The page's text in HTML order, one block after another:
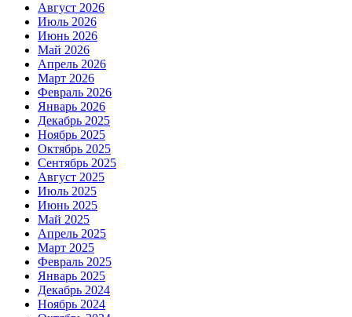
Август 2026
Июль 2026
Июнь 2026
Май 2026
Апрель 2026
Март 2026
Февраль 2026
Январь 2026
Декабрь 2025
Ноябрь 2025
Октябрь 2025
Сентябрь 2025
Август 2025
Июль 2025
Июнь 2025
Май 2025
Апрель 2025
Март 2025
Февраль 2025
Январь 2025
Декабрь 2024
Ноябрь 2024